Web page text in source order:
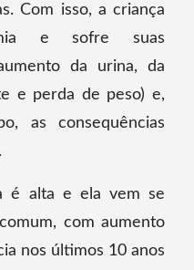
Com isso, a criança
e sofre suas
da urina, da
e perda de peso) e,
as consequências
é alta e ela vem se
com aumento
nos últimos 10 anos